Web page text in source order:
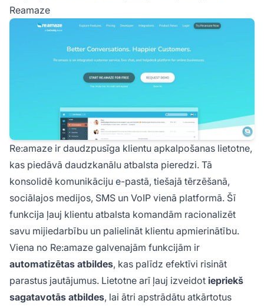
Reamaze
Re:amaze ir daudzpusīga klientu apkalpošanas lietotne,
kas piedāvā daudzkanālu atbalsta pieredzi. Tā
konsolidē komunikāciju e-pastā, tiešajā tērzēšanā,
sociālajos medijos, SMS un VoIP vienā platformā. Šī
funkcija ļauj klientu atbalsta komandām racionalizēt
savu mijiedarbību un palielināt klientu apmierinātību.
Viena no Re:amaze galvenajām funkcijām ir
automatizētas atbildes, kas palīdz efektīvi risināt
parastus jautājumus. Lietotne arī ļauj izveidot iepriekš
sagatavotās atbildes, lai ātri apstrādātu atkārtotus